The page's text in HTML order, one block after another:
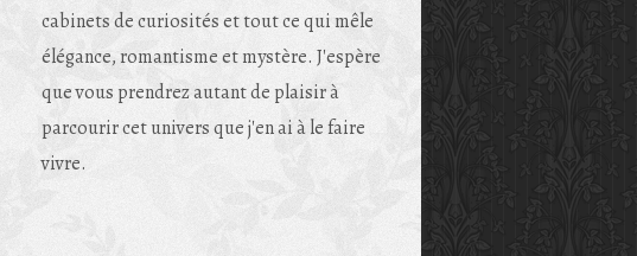
cabinets de curiosités et tout ce qui mêle
élégance, romantisme et mystère. J'espère
que vous prendrez autant de plaisir à
parcourir cet univers que j'en ai à le faire
vivre.